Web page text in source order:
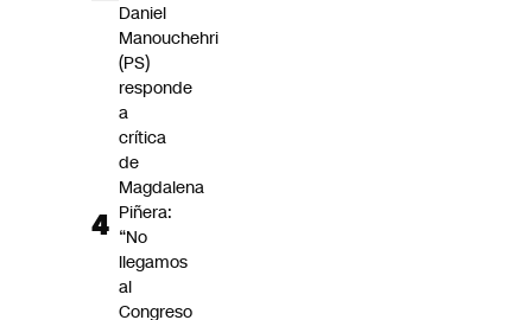
Daniel
Manouchehri
(PS)
responde
a
crítica
de
Magdalena
Piñera:
“No
llegamos
al
Congreso